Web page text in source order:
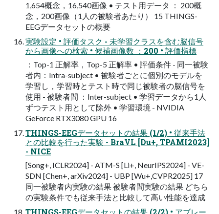
1,654概念，16,540画像 • テスト用データ ： 200概
念，200画像（1人の被験者あたり） 15 THINGS-
EEGデータセットの概要
実験設定 • 評価タスク - 未学習クラスを含む脳信号
から画像への検索 • 候補画像数 ：200 • 評価指標
：Top-1 正解率，Top-5 正解率 • 評価条件 - 同一被験
者内：Intra-subject • 被験者ごとに個別のモデルを
学習し，学習時とテスト時で同じ被験者の脳信号を
使用 - 被験者間 ：Inter-subject • 学習データから1人
ずつテスト用として除外 • 学習環境 - NVIDIA
GeForce RTX3080 GPU 16
THINGS-EEGデータセットの結果 (1/2) • 従来手法
との比較を行った実験 - BraVL [Du+, TPAMI2023]
- NICE
[Song+, ICLR2024] - ATM-S [Li+, NeurIPS2024] - VE-
SDN [Chen+, arXiv2024] - UBP [Wu+,CVPR2025] 17
同一被験者内実験の結果 被験者間実験の結果 どちら
の実験条件でも従来手法と比較して高い性能を達成
THINGS-EEGデータセットの結果 (2/2) • アブレー